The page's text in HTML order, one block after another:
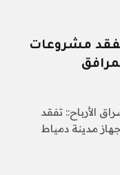
مشروعات
الأرباح:: تفقد
مدينة دمياط